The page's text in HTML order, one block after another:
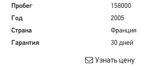
Пробег
158000
Год
2005
Страна
Франция
Гарантия
30 дней
Узнать цену